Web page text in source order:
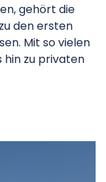
gehört die
den ersten
Mit so vielen
hin zu privaten